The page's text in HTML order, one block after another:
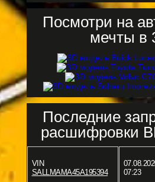
Посмотри на
мечты в
Последние
расшифровки
VIN
SALLMAMA45A195394
07:23